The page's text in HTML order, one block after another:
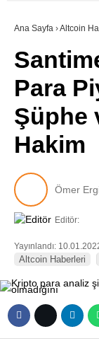
SÖZLÜK
Ana Sayfa ›Altcoin
Para
Şüphe
Hakim
Ömer
Editör:
Yayınlandı:
Altcoin Haberleri